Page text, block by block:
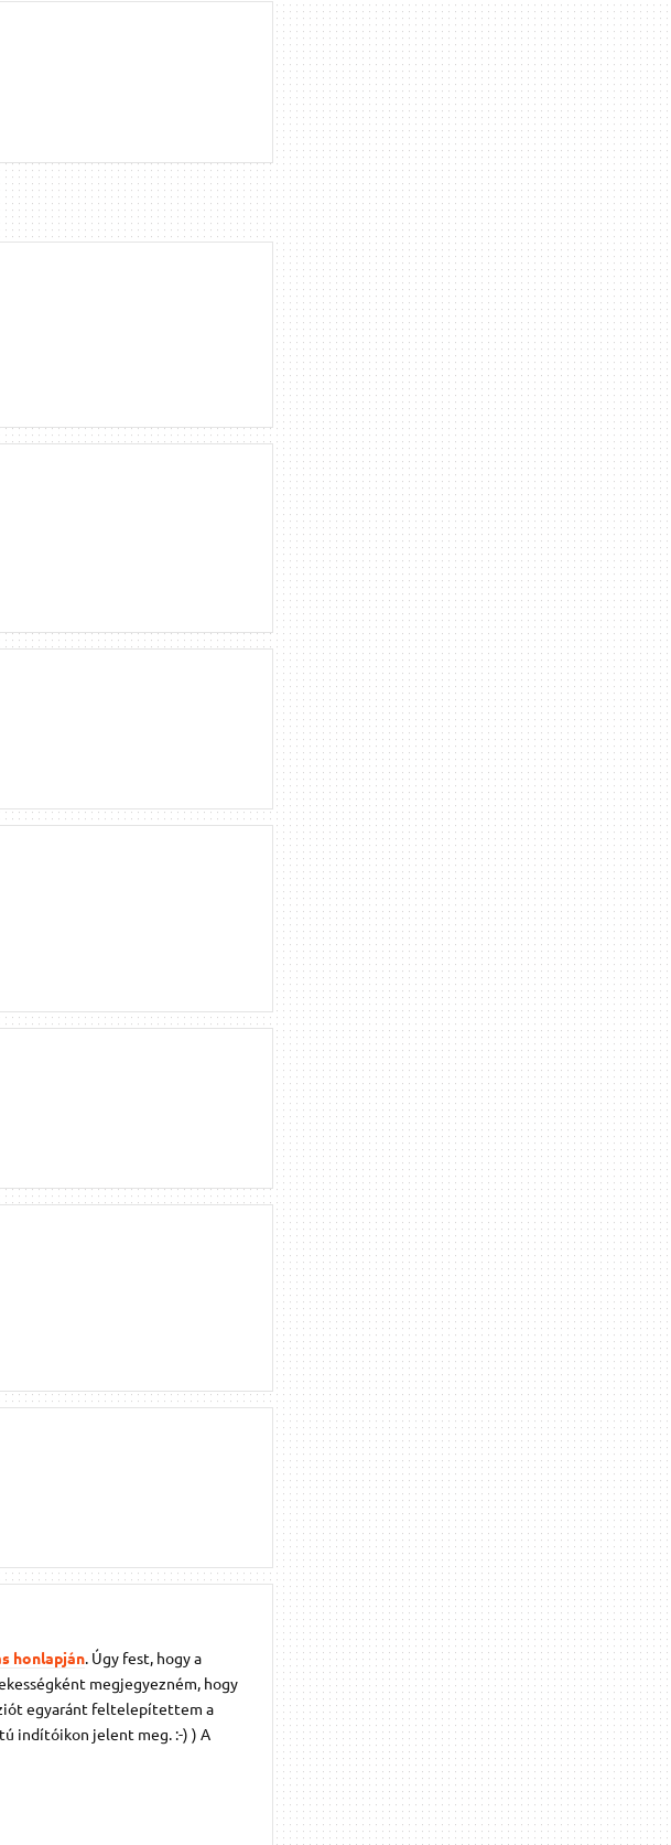
honlapján. Úgy fest, hogy a
megjegyezném, hogy
egyaránt feltelepítettem a
indítóikon jelent meg. :-) ) A